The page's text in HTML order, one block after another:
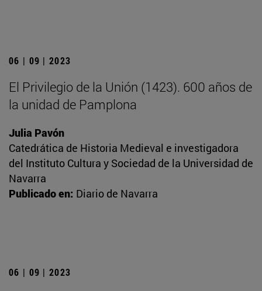
06 | 09 | 2023
El Privilegio de la Unión (1423). 600 años de
la unidad de Pamplona
Julia Pavón
Catedrática de Historia Medieval e investigadora
del Instituto Cultura y Sociedad de la Universidad de
Navarra
Publicado en: Diario de Navarra
06 | 09 | 2023